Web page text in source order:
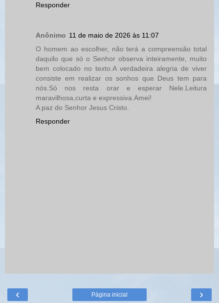
Responder
Anônimo 11 de maio de 2026 às 11:07
O homem ao escolher, não terá a compreensão total
daquilo que só o Senhor observa inteiramente, muito
bem colocado no texto.A verdadeira alegria de viver
consiste em realizar os sonhos que Deus tem para
nós.Só nos resta orar e esperar Nele.Leitura
maravilhosa,curta e expressiva.Amei!
A paz do Senhor Jesus Cristo.
Responder
‹ ›
Página inicial